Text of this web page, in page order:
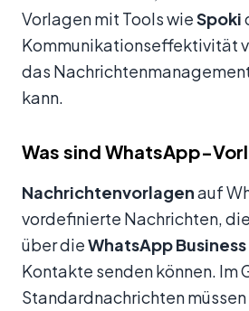
Vorlagen mit Tools wieSpoki
Kommunikationseffektivität
das
kann.
Was sind WhatsApp-
Nachrichtenvorlagenauf
vordefinierte Nachrichten,
über dieWhatsApp Business
Kontakte senden können. Im
Standardnachrichten